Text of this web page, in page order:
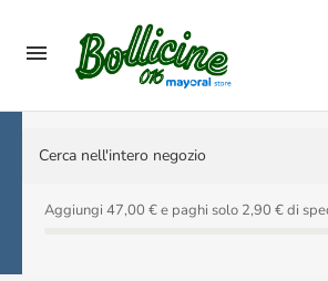

Aggiungi 47,00 € e paghi solo 2,90 € di